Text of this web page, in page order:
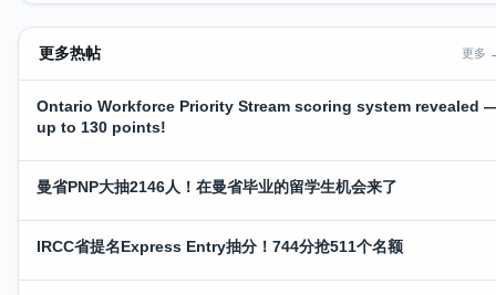
更多热帖 更多
Ontario Workforce Priority Stream scoring system revealed
up to 130 points!
曼省PNP大抽2146人！在曼省毕业的留学生机会来了
IRCC省提名Express Entry抽分！744分抢511个名额